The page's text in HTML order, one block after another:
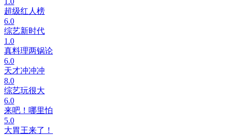
超级红人榜
6.0
综艺新时代
1.0
真料理两锅论
6.0
天才冲冲冲
8.0
综艺玩很大
6.0
来吧！哪里怕
5.0
大胃王来了！